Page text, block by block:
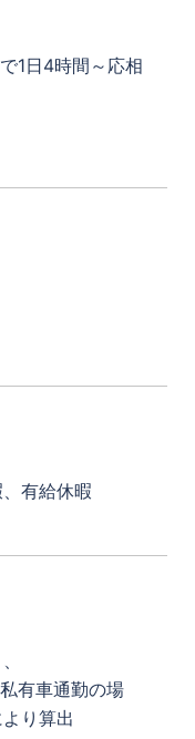
1日4時間～応相
有給休暇
有車通勤の場
り算出